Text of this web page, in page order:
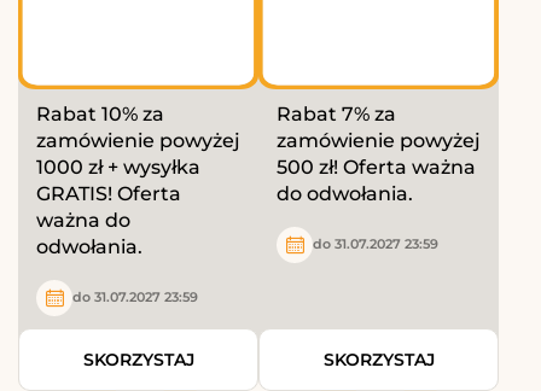
Rabat 10% za
zamówienie powyżej
1000 zł + wysyłka
GRATIS! Oferta
ważna do
odwołania.
do 31.07.2027 23:59
SKORZYSTAJ
Rabat 7% za
zamówienie powyżej
500 zł! Oferta ważna
do odwołania.
do 31.07.2027 23:59
SKORZYSTAJ